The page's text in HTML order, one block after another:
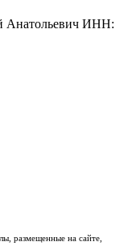
Анатольевич ИНН:
размещенные на сайте,